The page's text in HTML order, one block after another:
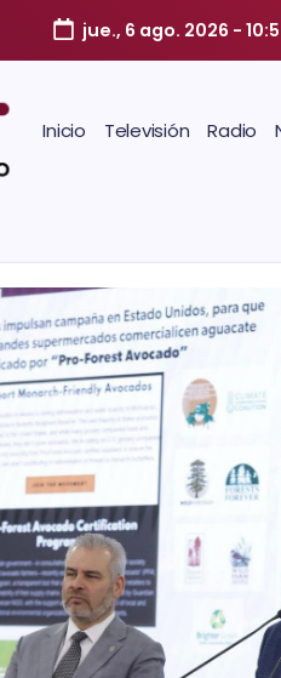
jue., 6 ago. 2026 -
Inicio Televisión Radio